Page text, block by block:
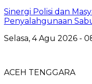
Sinergi Polisi dan
Penyalahgunaan
Selasa, 4 Agu 2026 -
ACEH TENGGARA